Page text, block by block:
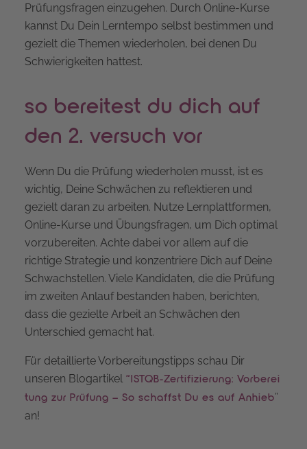
Prüfungsfragen einzugehen. Durch Online-Kurse
kannst Du Dein Lerntempo selbst bestimmen und
gezielt die Themen wiederholen, bei denen Du
Schwierigkeiten hattest.
so bereitest du dich auf
den 2. versuch vor
Wenn Du die Prüfung wiederholen musst, ist es
wichtig, Deine Schwächen zu reflektieren und
gezielt daran zu arbeiten. Nutze Lernplattformen,
Online-Kurse und Übungsfragen, um Dich optimal
vorzubereiten. Achte dabei vor allem auf die
richtige Strategie und konzentriere Dich auf Deine
Schwachstellen. Viele Kandidaten, die die Prüfung
im zweiten Anlauf bestanden haben, berichten,
dass die gezielte Arbeit an Schwächen den
Unterschied gemacht hat.
Für detaillierte Vorbereitungstipps schau Dir
unseren Blogartikel “ISTQB-Zertifizierung: Vorberei
tung zur Prüfung – So schaffst Du es auf Anhieb”
an!